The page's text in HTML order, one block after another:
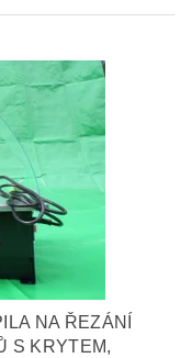
NA ŘEZÁNÍ
S KRYTEM,